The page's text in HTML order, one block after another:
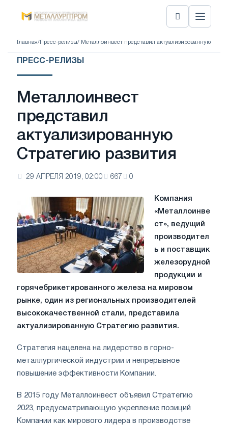
Главная/ Пресс-релизы/ Металлоинвест представил актуализированную
ПРЕСС-РЕЛИЗЫ
Металлоинвест
представил
актуализированную
Стратегию развития
29 АПРЕЛЯ 2019, 02:00 667 0
Компания
«Металлоинве
ст», ведущий
производител
ь и поставщик
железорудной
продукции и
горячебрикетированного железа на мировом
рынке, один из региональных производителей
высококачественной стали, представила
актуализированную Стратегию развития.
Стратегия нацелена на лидерство в горно-
металлургической индустрии и непрерывное
повышение эффективности Компании.
В 2015 году Металлоинвест объявил Стратегию
2023, предусматривающую укрепление позиций
Компании как мирового лидера в производстве